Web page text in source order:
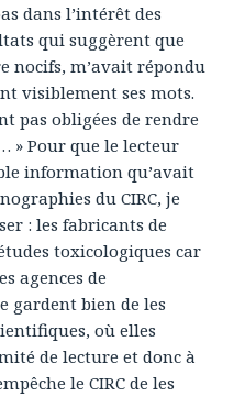
dans l’intérêt des
qui suggèrent que
nocifs, m’avait répondu
visiblement ses mots.
pas obligées de rendre
» Pour que le lecteur
information qu’avait
du CIRC, je
: les fabricants de
toxicologiques car
agences de
gardent bien de les
où elles
de lecture et donc à
le CIRC de les